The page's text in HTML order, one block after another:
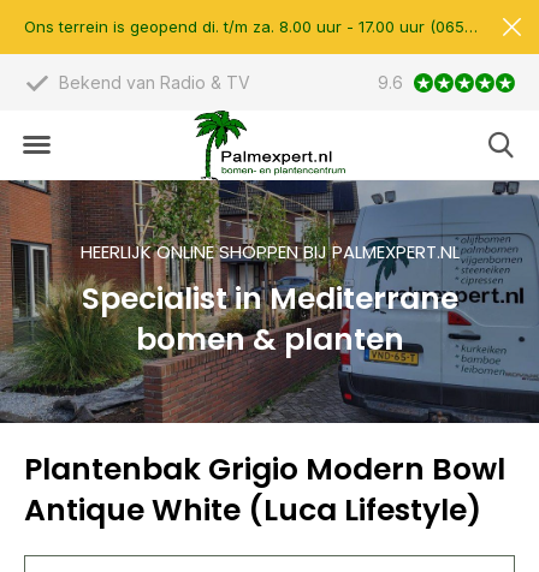
Scherpe prijzen & eigen import 14.000
9.6
Ons terrein is geopend di. t/m za. 8.00 uur - 17.00 uur (0657510597)
HEERLIJK ONLINE SHOPPEN BIJ PALMEXPERT.NL
Specialist in Mediterrane
bomen & planten
Plantenbak Grigio Modern Bowl
Antique White (Luca Lifestyle)